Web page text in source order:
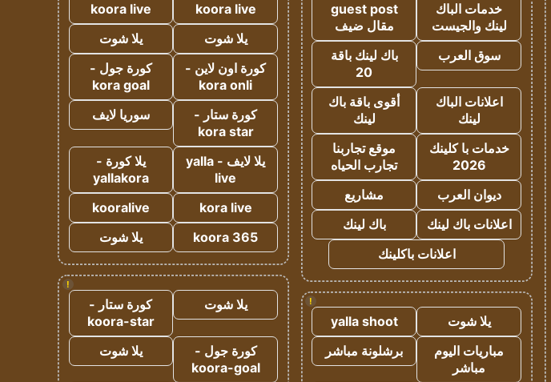
خدمات الباك
لينك والجيست
guest post
مقال ضيف
سوق العرب
باك لينك باقة
20
اعلانات الباك
لينك
أقوى باقة باك
لينك
خدمات با كلينك
2026
موقع تجاربنا
تجارب الحياه
ديوان العرب
مشاريع
اعلانات باك لينك
باك لينك
اعلانات باكلينك
!
يلا شوت
yalla shoot
مباريات اليوم
مباشر
برشلونة مباشر
koora live
koora live
يلا شوت
يلا شوت
كورة اون لاين -
kora onli
كورة جول -
kora goal
كورة ستار -
kora star
سوريا لايف
يلا لايف - yalla
live
يلا كورة -
yallakora
kora live
kooralive
koora 365
يلا شوت
!
يلا شوت
كورة ستار -
koora-star
كورة جول -
koora-goal
يلا شوت